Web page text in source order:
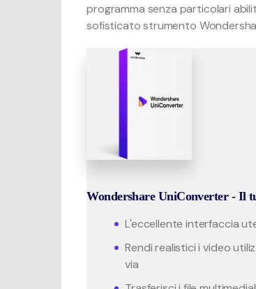
programma senza particolari
sofisticato strumento
Wondershare UniConverter - Il
L'eccellente interfaccia
Rendi realistici i video
via